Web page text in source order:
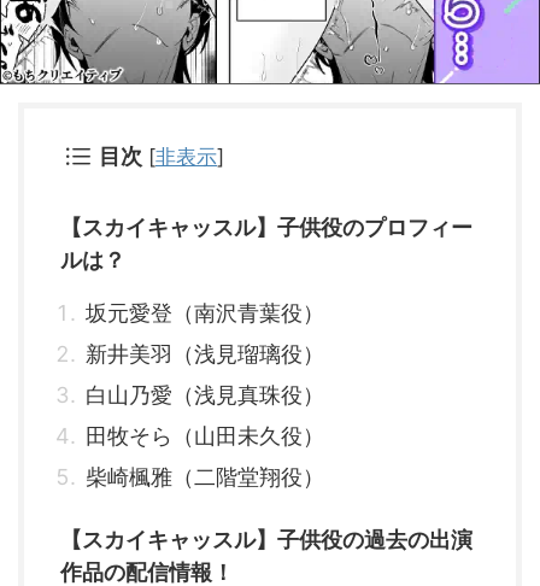
目次 [非表示]
【スカイキャッスル】子供役のプロフィー
ルは？
坂元愛登（南沢青葉役）
新井美羽（浅見瑠璃役）
白山乃愛（浅見真珠役）
田牧そら（山田未久役）
柴崎楓雅（二階堂翔役）
【スカイキャッスル】子供役の過去の出演
作品の配信情報！